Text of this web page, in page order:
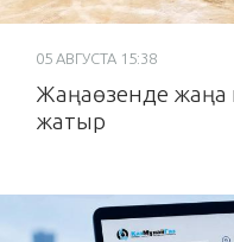
05 АВГУСТА 15:38
Жаңаөзенде жаңа
жатыр